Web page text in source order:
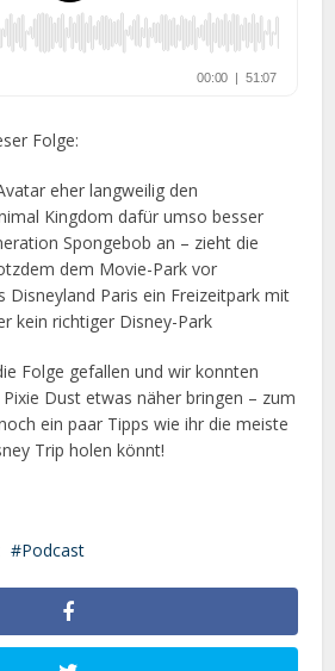
Folge:
eher langweilig den
Kingdom dafür umso besser
Spongebob an – zieht die
dem Movie-Park vor
Disneyland Paris ein Freizeitpark mit
kein richtiger Disney-Park
Folge gefallen und wir konnten
Dust etwas näher bringen – zum
ein paar Tipps wie ihr die meiste
Trip holen könnt!
Podcast